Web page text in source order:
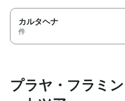
カルタヘナ
件
プラヤ・フラミ